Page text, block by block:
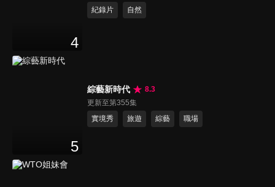
4
紀錄片 自然
5
綜藝新時代
8.3
更新至第355集
實境秀
旅遊 綜藝 職場